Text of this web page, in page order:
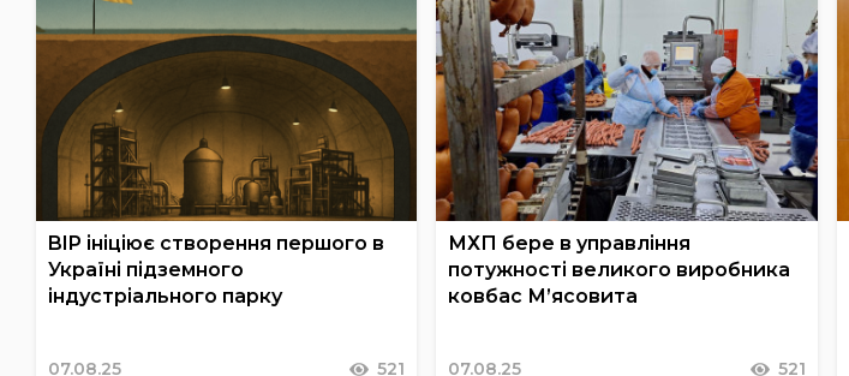
BIP ініціює створення першого в
Україні підземного
індустріального парку
07.08.25 521
МХП бере в управління
потужності великого виробника
ковбас М’ясовита
07.08.25 521